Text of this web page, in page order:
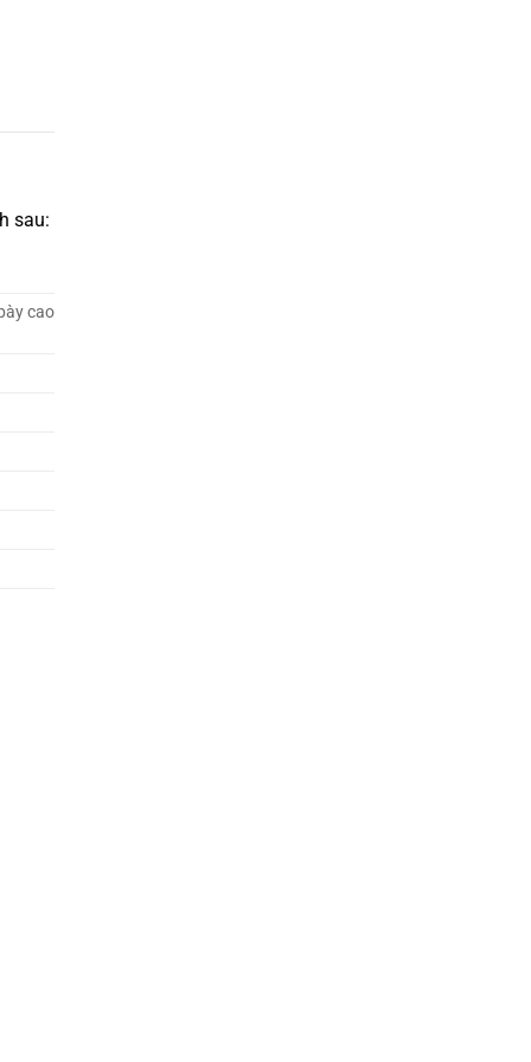
sau:
cao